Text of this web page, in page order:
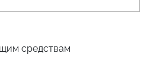
средствам